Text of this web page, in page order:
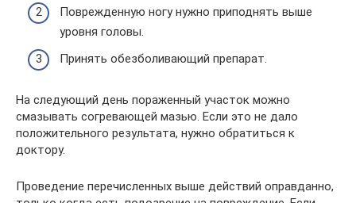
Поврежденную ногу нужно приподнять выше
уровня головы.
Принять обезболивающий препарат.
На следующий день пораженный участок можно
смазывать согревающей мазью. Если это не дало
положительного результата, нужно обратиться к
доктору.
Проведение перечисленных выше действий оправданно,